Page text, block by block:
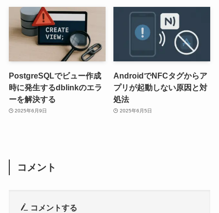
PostgreSQLでビュー作成
時に発生するdblinkのエラ
ーを解決する
2025年6月9日
AndroidでNFCタグからア
プリが起動しない原因と対
処法
2025年6月5日
コメント
コメントする